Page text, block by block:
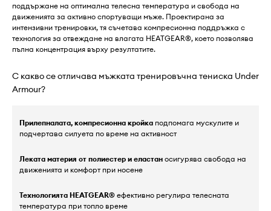
поддържане на оптимална телесна температура и свобода на
движенията за активно спортуващи мъже. Проектирана за
интензивни тренировки, тя съчетава компресионна поддръжка с
технология за отвеждане на влагата HEATGEAR®, което позволява
пълна концентрация върху резултатите.
С какво се отличава мъжката тренировъчна тениска Under
Armour?
Прилепналата, компресионна кройка подпомага мускулите и
подчертава силуета по време на активност
Леката материя от полиестер и еластан осигурява свобода на
движенията и комфорт при носене
Технологията HEATGEAR® ефективно регулира телесната
температура при топло време